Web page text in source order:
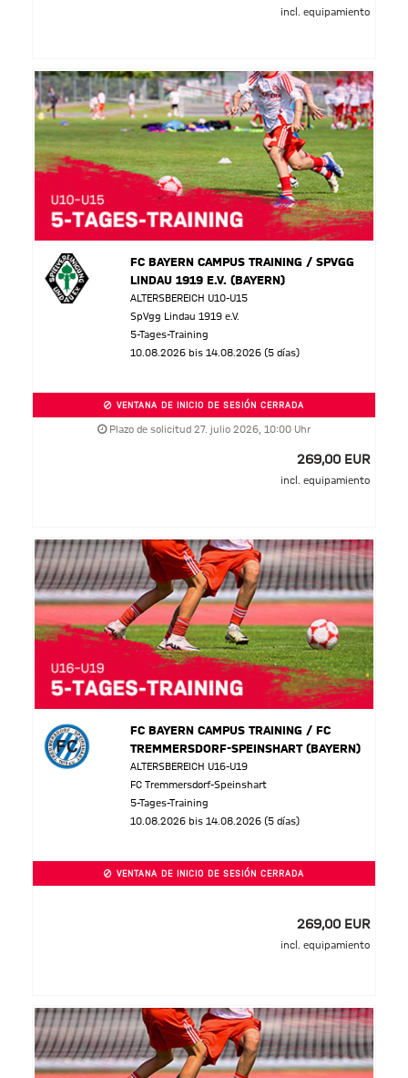
incl. equipamiento
FC BAYERN CAMPUS TRAINING / SPVGG
LINDAU 1919 E.V. (BAYERN)
ALTERSBEREICH U10-U15
SpVgg Lindau 1919 e.V.
5-Tages-Training
10.08.2026 bis 14.08.2026 (5 días)
VENTANA DE INICIO DE SESIÓN CERRADA
Plazo de solicitud 27. julio 2026, 10:00 Uhr
269,00 EUR
incl. equipamiento
FC BAYERN CAMPUS TRAINING / FC
TREMMERSDORF-SPEINSHART (BAYERN)
ALTERSBEREICH U16-U19
FC Tremmersdorf-Speinshart
5-Tages-Training
10.08.2026 bis 14.08.2026 (5 días)
VENTANA DE INICIO DE SESIÓN CERRADA
269,00 EUR
incl. equipamiento